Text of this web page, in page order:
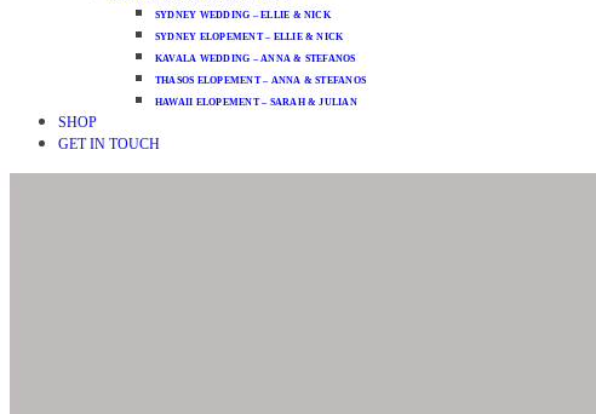
SYDNEY WEDDING – ELLIE & NICK
SYDNEY ELOPEMENT – ELLIE & NICK
KAVALA WEDDING – ANNA & STEFANOS
THASOS ELOPEMENT – ANNA & STEFANOS
HAWAII ELOPEMENT – SARAH & JULIAN
SHOP
GET IN TOUCH